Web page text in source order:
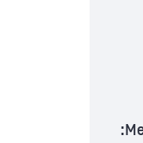
إصدار MetaDefender™ Drive .4.7: